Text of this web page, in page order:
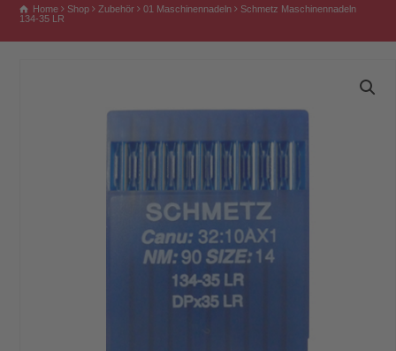
Home Shop Zubehör 01 Maschinennadeln
Schmetz Maschinennadeln
134-35 LR